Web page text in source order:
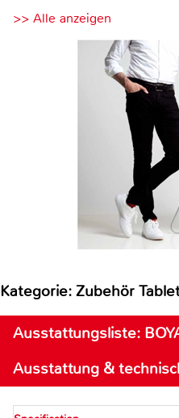
>> Alle anzeigen
Kategorie: Zubehör
Ausstattungsliste:
Ausstattung &